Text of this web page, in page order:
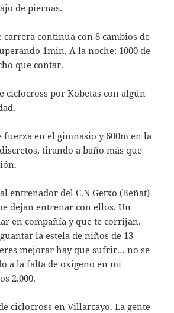
de piernas.
carrera continua con 8 cambios de
1min. A la noche: 1000 de
que contar.
ciclocross por Kobetas con algún
fuerza en el gimnasio y 600m en la
tirando a baño más que
entrenador del C.N Getxo (Beñat)
dejan entrenar con ellos. Un
en compañía y que te corrijan.
la estela de niños de 13
mejorar hay que sufrir… no se
a la falta de oxigeno en mi
2.000.
ciclocross en Villarcayo. La gente